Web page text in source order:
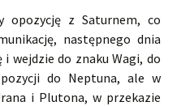
opozycję z Saturnem, co
następnego dnia
i wejdzie do znaku Wagi, do
do Neptuna, ale w
i Plutona, w przekazie